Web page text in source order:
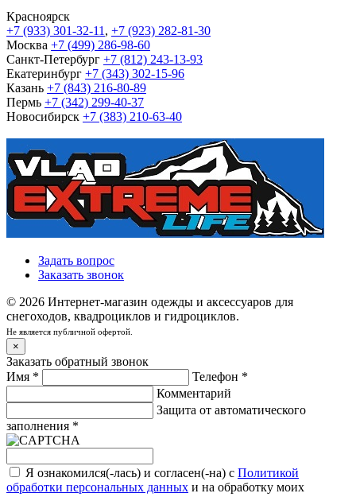
Красноярск
+7 (933) 301-32-11 , +7 (923) 282-81-30
Москва +7 (499) 286-98-60
Санкт-Петербург +7 (812) 243-13-93
Екатеринбург +7 (343) 302-15-96
Казань +7 (843) 216-80-89
Пермь +7 (342) 299-40-37
Новосибирск +7 (383) 210-63-40
Задать вопрос
Заказать звонок
© 2026 Интернет-магазин одежды и аксессуаров для
снегоходов, квадроциклов и гидроциклов.
Не является публичной офертой.
×
Заказать обратный звонок
Имя * Телефон *
Комментарий
Защита от автоматического
заполнения *
Я ознакомился(-лась) и согласен(-на) с Политикой
обработки персональных данных и на обработку моих